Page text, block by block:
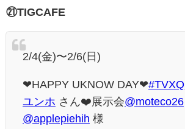
㉑TIGCAFE
2/4(金)〜2/6(日)
❤HAPPY UKNOW DAY❤#TVXQ
ユンホ さん❤️展示会@moteco26
@applepiehih 様